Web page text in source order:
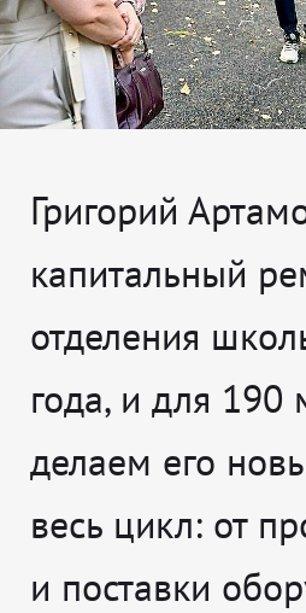
Григорий
капитальный
отделения
года, и для
делаем его
весь цикл: от
и поставки